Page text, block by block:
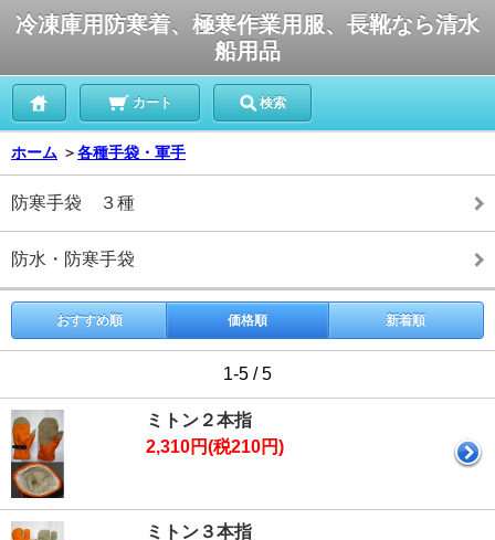
冷凍庫用防寒着、極寒作業用服、長靴なら清水
船用品
カート 検索
ホーム ＞各種手袋・軍手
防寒手袋 ３種
防水・防寒手袋
おすすめ順 価格順 新着順
1-5 / 5
ミトン２本指
2,310円(税210円)
ミトン３本指